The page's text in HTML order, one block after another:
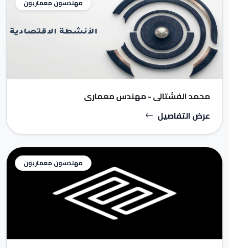
مهندسون معماريون
محمد الفشتالي - مهندس معماري
عرض التفاصيل
مهندسون معماريون